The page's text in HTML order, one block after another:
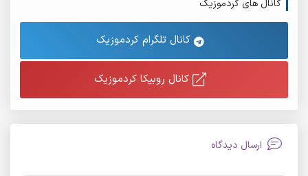
کانال های کردموزیک
کانال تلگرام کردموزیک
کانال روبیکا کردموزیک
ارسال دیدگاه